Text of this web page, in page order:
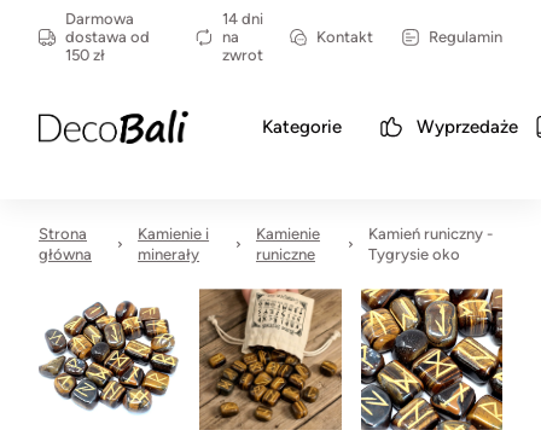
Darmowa
dostawa od
150 zł
14 dni
na
zwrot
Kontakt Regulamin
Kategorie Wyprzedaże
Strona
główna
Kamienie i
minerały
Kamienie
runiczne
Kamień runiczny -
Tygrysie oko